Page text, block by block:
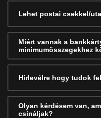
Lehet postai csekkel/
Miért vannak a
minimumösszegekhez
Hírlevélre hogy tudok
Olyan kérdésem van,
csináljak?